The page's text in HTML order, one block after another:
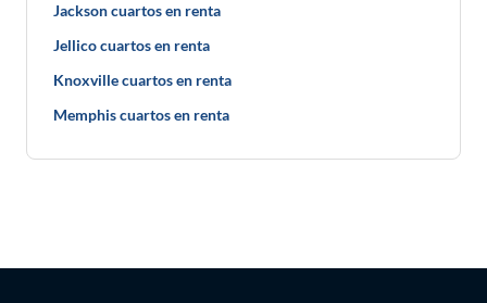
Jackson cuartos en renta
Jellico cuartos en renta
Knoxville cuartos en renta
Memphis cuartos en renta